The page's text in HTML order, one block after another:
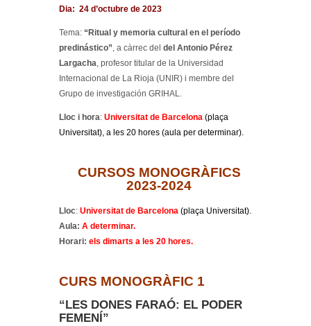
Dia: 24 d’octubre de 2023
Tema: “Ritual y memoria cultural en el período
predinástico”, a càrrec del del Antonio Pérez
Largacha, profesor titular de la Universidad
Internacional de La Rioja (UNIR) i membre del
Grupo de investigación GRIHAL.
Lloc i hora: Universitat de Barcelona (plaça
Universitat), a les 20 hores (aula per determinar).
CURSOS MONOGRÀFICS
2023-2024
Lloc: Universitat de Barcelona (plaça Universitat).
Aula: A determinar.
Horari: els dimarts a les 20 hores.
CURS MONOGRÀFIC 1
“LES DONES FARAÓ: EL PODER
FEMENÍ”